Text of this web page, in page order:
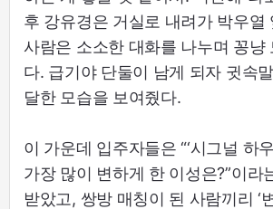
후 강유경은 거실로 내려가 박우열
사람은 소소한 대화를 나누며 꽁냥
다. 급기야 단둘이 남게 되자 귓속
달한 모습을 보여줬다.
이 가운데 입주자들은 “‘시그널 하
가장 많이 변하게 한 이성은?”이라
받았고, 쌍방 매칭이 된 사람끼리 ‘